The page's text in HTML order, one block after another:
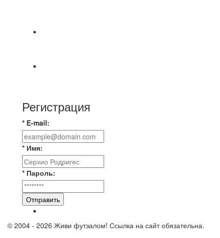
Регистрация
* E-mail:
* Имя:
* Пароль:
Отправить
© 2004 - 2026 Живи футзалом! Ссылка на сайт обязательна.